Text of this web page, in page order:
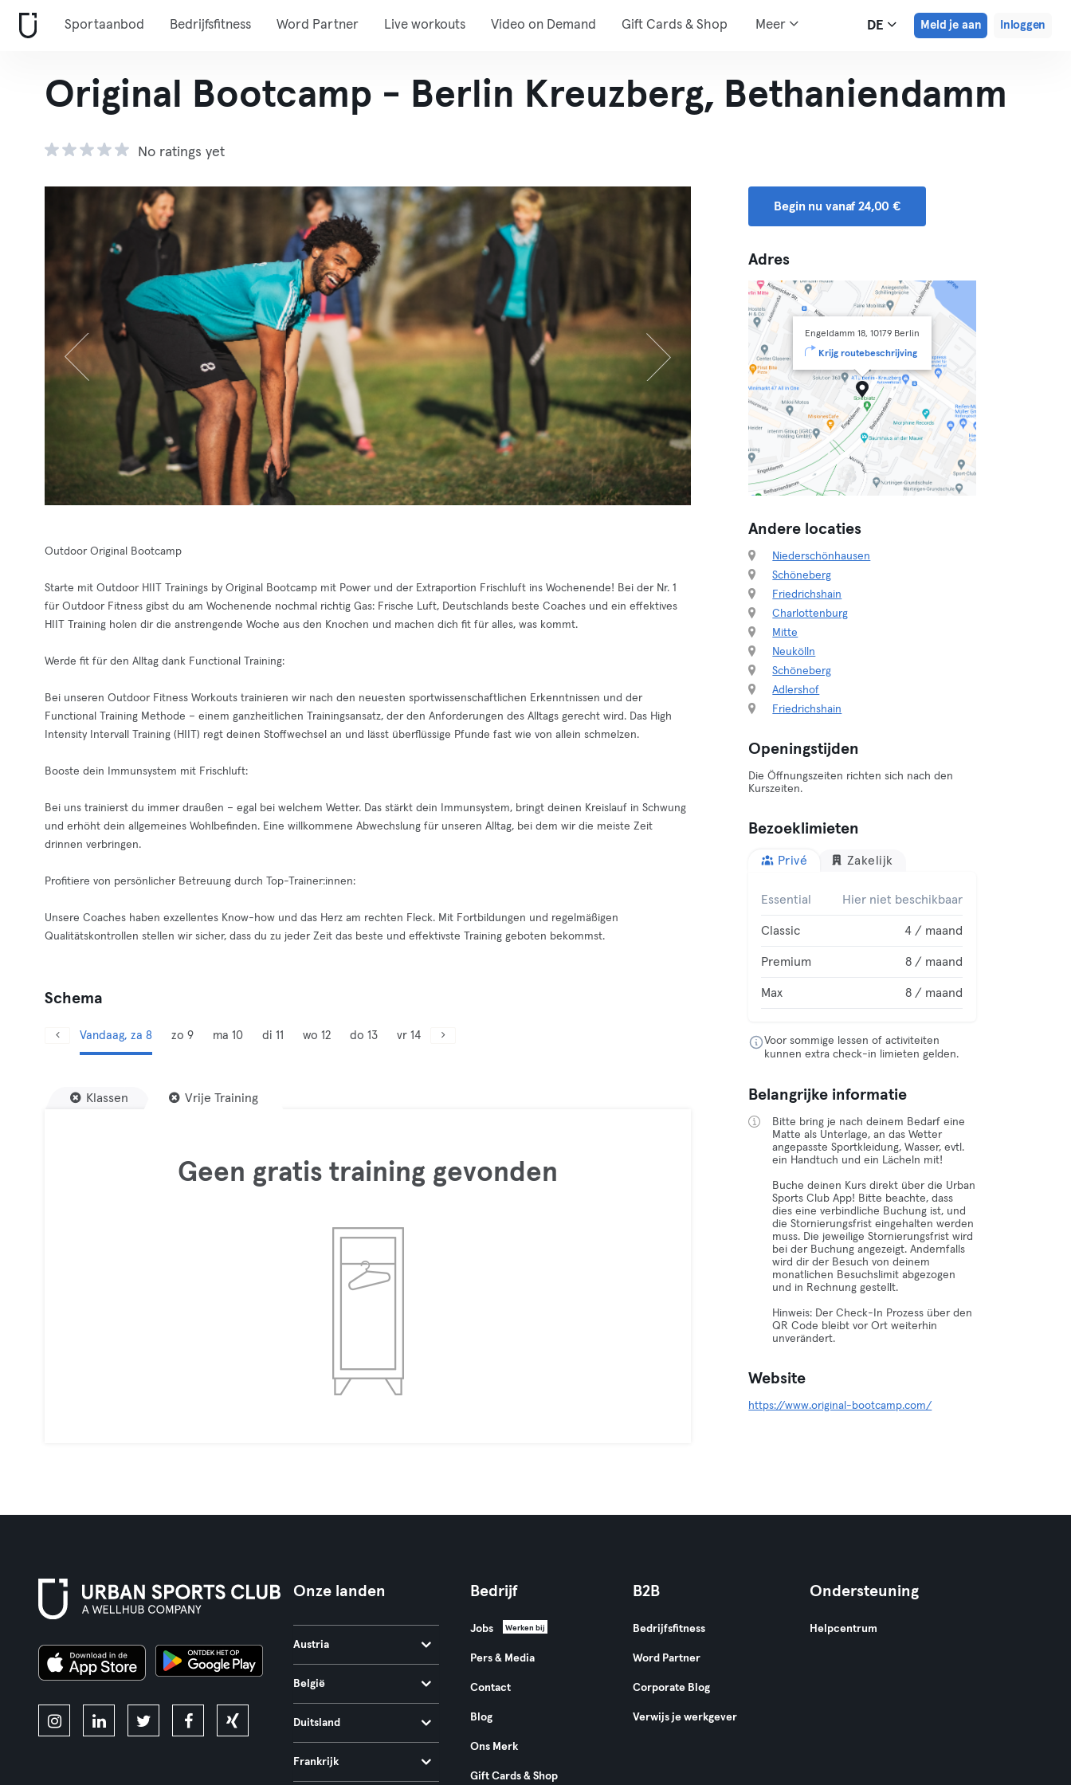
Sportaanbod Bedrijfsfitness Word Partner Live workouts Video on Demand Gift Cards & Shop Meer DE Meld je aan Inloggen
Original Bootcamp - Berlin Kreuzberg, Bethaniendamm
No ratings yet
Outdoor Original Bootcamp
Starte mit Outdoor HIIT Trainings by Original Bootcamp mit Power und der Extraportion Frischluft ins Wochenende! Bei der Nr. 1
für Outdoor Fitness gibst du am Wochenende nochmal richtig Gas: Frische Luft, Deutschlands beste Coaches und ein effektives
HIIT Training holen dir die anstrengende Woche aus den Knochen und machen dich fit für alles, was kommt.
Werde fit für den Alltag dank Functional Training:
Bei unseren Outdoor Fitness Workouts trainieren wir nach den neuesten sportwissenschaftlichen Erkenntnissen und der
Functional Training Methode – einem ganzheitlichen Trainingsansatz, der den Anforderungen des Alltags gerecht wird. Das High
Intensity Intervall Training (HIIT) regt deinen Stoffwechsel an und lässt überflüssige Pfunde fast wie von allein schmelzen.
Booste dein Immunsystem mit Frischluft:
Bei uns trainierst du immer draußen – egal bei welchem Wetter. Das stärkt dein Immunsystem, bringt deinen Kreislauf in Schwung
und erhöht dein allgemeines Wohlbefinden. Eine willkommene Abwechslung für unseren Alltag, bei dem wir die meiste Zeit
drinnen verbringen.
Profitiere von persönlicher Betreuung durch Top-Trainer:innen:
Unsere Coaches haben exzellentes Know-how und das Herz am rechten Fleck. Mit Fortbildungen und regelmäßigen
Qualitätskontrollen stellen wir sicher, dass du zu jeder Zeit das beste und effektivste Training geboten bekommst.
Schema
Vandaag, za 8 zo 9 ma 10 di 11 wo 12 do 13 vr 14
Klassen Vrije Training
Geen gratis training gevonden
Begin nu vanaf 24,00 €
Adres
Engeldamm 18, 10179 Berlin
Krijg routebeschrijving
Andere locaties
Niederschönhausen
Schöneberg
Friedrichshain
Charlottenburg
Mitte
Neukölln
Schöneberg
Adlershof
Friedrichshain
Openingstijden
Die Öffnungszeiten richten sich nach den
Kurszeiten.
Bezoeklimieten
Privé Zakelijk
Essential Hier niet beschikbaar
Classic 4 / maand
Premium 8 / maand
Max 8 / maand
Voor sommige lessen of activiteiten
kunnen extra check-in limieten gelden.
Belangrijke informatie
Bitte bring je nach deinem Bedarf eine
Matte als Unterlage, an das Wetter
angepasste Sportkleidung, Wasser, evtl.
ein Handtuch und ein Lächeln mit!
Buche deinen Kurs direkt über die Urban
Sports Club App! Bitte beachte, dass
dies eine verbindliche Buchung ist, und
die Stornierungsfrist eingehalten werden
muss. Die jeweilige Stornierungsfrist wird
bei der Buchung angezeigt. Andernfalls
wird dir der Besuch von deinem
monatlichen Besuchslimit abgezogen
und in Rechnung gestellt.
Hinweis: Der Check-In Prozess über den
QR Code bleibt vor Ort weiterhin
unverändert.
Website
https://www.original-bootcamp.com/
Onze landen
Austria
België
Duitsland
Frankrijk
Bedrijf
Jobs Werken bij
Pers & Media
Contact
Blog
Ons Merk
Gift Cards & Shop
B2B
Bedrijfsfitness
Word Partner
Corporate Blog
Verwijs je werkgever
Ondersteuning
Helpcentrum